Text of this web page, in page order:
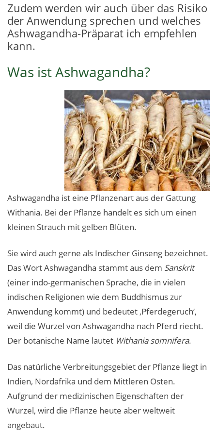
Zudem werden wir auch über das Risiko
der Anwendung sprechen und welches
Ashwagandha-Präparat ich empfehlen
kann.
Was ist Ashwagandha?
Ashwagandha ist eine Pflanzenart aus der Gattung
Withania. Bei der Pflanze handelt es sich um einen
kleinen Strauch mit gelben Blüten.
Sie wird auch gerne als Indischer Ginseng bezeichnet.
Das Wort Ashwagandha stammt aus dem Sanskrit
(einer indo-germanischen Sprache, die in vielen
indischen Religionen wie dem Buddhismus zur
Anwendung kommt) und bedeutet ‚Pferdegeruch‘,
weil die Wurzel von Ashwagandha nach Pferd riecht.
Der botanische Name lautet Withania somnifera.
Das natürliche Verbreitungsgebiet der Pflanze liegt in
Indien, Nordafrika und dem Mittleren Osten.
Aufgrund der medizinischen Eigenschaften der
Wurzel, wird die Pflanze heute aber weltweit
angebaut.